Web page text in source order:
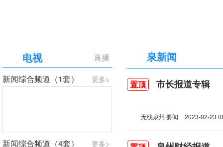
直播
电视
更多>
新闻综合频道（1套）
更多>
新闻综合频道（4套）
泉新闻
置顶 市长报道专辑
无线泉州·要闻 2023-02-23